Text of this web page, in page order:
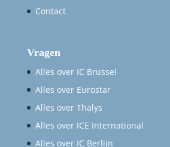
Contact
Vragen
Alles over IC Brussel
Alles over Eurostar
Alles over Thalys
Alles over ICE International
Alles over IC Berlijn